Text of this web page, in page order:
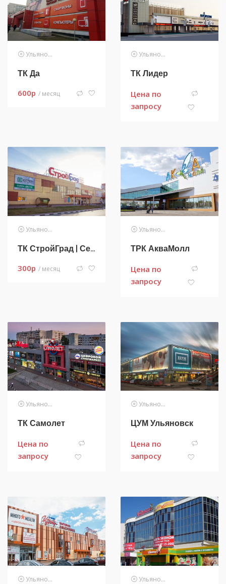
Ульяновск
ТК Да
600p / месяц
Ульяновск
ТК Лидер
Цена по
запросу
Ульяновск
ТК СтройГрад | Сеть
300p / месяц
Ульяновск
ТРК АкваМолл
Цена по
запросу
Ульяновск
ТК Самолет
Цена по
запросу
Ульяновск
ЦУМ Ульяновск
Цена по
запросу
Ульяновск Ульяновск